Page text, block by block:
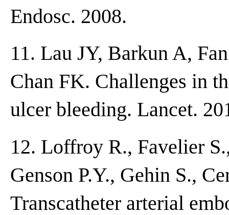
Endosc. 2008.
11. Lau JY, Barkun A,
Chan FK. Challenges in
ulcer bleeding. Lancet.
12. Loffroy R., Favelier
Genson P.Y., Gehin S.,
Transcatheter arterial